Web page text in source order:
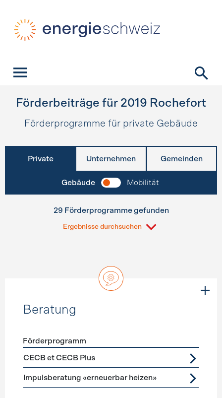
Förderbeiträge für 2019 Rochefort
Förderprogramme für private Gebäude
Private Unternehmen Gemeinden
Gebäude Mobilität
29 Förderprogramme gefunden
Ergebnisse durchsuchen
Beratung
Förderprogramme
Förderprogramm
CECB et CECB Plus
Impulsberatung «erneuerbar heizen»